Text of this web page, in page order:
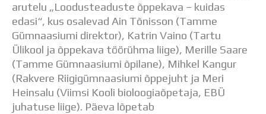
arutelu „Loodusteaduste õppekava – kuidas
edasi“, kus osalevad Ain Tõnisson (Tamme
Gümnaasiumi direktor), Katrin Vaino (Tartu
Ülikool ja õppekava töörühma liige), Merille Saare
(Tamme Gümnaasiumi õpilane), Mihkel Kangur
(Rakvere Riigigümnaasiumi õppejuht ja Meri
Heinsalu (Viimsi Kooli bioloogiaõpetaja, EBÜ
juhatuse liige). Päeva lõpetab